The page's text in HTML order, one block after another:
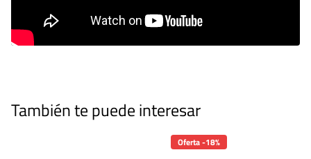
También te puede interesar
Oferta -18%